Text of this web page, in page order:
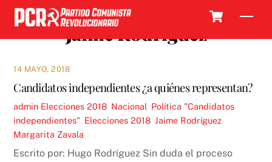
Skip
content
Jaime Rodríguez
14 MAYO, 2018
Candidatos independientes ¿a quiénes representan?
admin Elecciones 2018 Nacional Política "Candidatos
independientes" Elecciones 2018 ,Jaime Rodríguez
Margarita Zavala
Escrito por: Hugo Rodríguez Sin duda el proceso